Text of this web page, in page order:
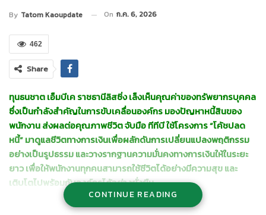
By Tatom Kaoupdate On ก.ค. 6, 2026
462
Share
ทุนธนชาต เอ็มบีเค ราชธานีลิสซิ่ง เล็งเห็นคุณค่าของทรัพยากรบุคคล
ซึ่งเป็นกำลังสำคัญในการขับเคลื่อนองค์กร มองปัญหาหนี้สินของ
พนักงาน ส่งผลต่อคุณภาพชีวิต จับมือ ทีทีบี ใช้โครงการ “โค้ชปลด
หนี้” มาดูแลชีวิตทางการเงินเพื่อผลักดันการเปลี่ยนแปลงพฤติกรรม
อย่างเป็นรูปธรรม และวางรากฐานความมั่นคงทางการเงินให้ในระยะ
ยาว เพื่อให้พนักงานทุกคนสามารถใช้ชีวิตได้อย่างมีความสุข และ
เติบโตไปพร้อมกับองค์กรได้อย่างยั่งยืน
นายพีระพัฒน์ เมฆสิงห์วี กรรมการผู้จัดการใหญ่ บริษัท ทุนธนชาต
CONTINUE READING